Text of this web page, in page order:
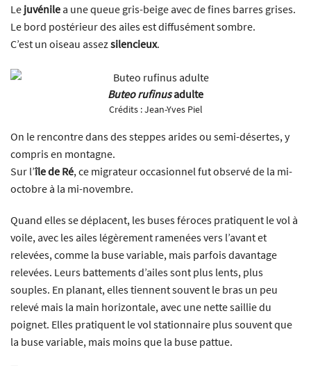
Le juvénile a une queue gris-beige avec de fines barres grises.
Le bord postérieur des ailes est diffusément sombre.
C’est un oiseau assezsilencieux.
Buteo rufinusadulte
Crédits :Jean-Yves Piel
On le rencontre dans des steppes arides ou semi-désertes, y
compris en montagne.
Sur l’île de Ré, ce migrateur occasionnel fut observé de la mi-
octobre à la mi-novembre.
Quand elles se déplacent, les buses féroces pratiquent le vol à
voile, avec les ailes légèrement ramenées vers l’avant et
relevées, comme la buse variable, mais parfois davantage
relevées. Leurs battements d’ailes sont plus lents, plus
souples. En planant, elles tiennent souvent le bras un peu
relevé mais la main horizontale, avec une nette saillie du
poignet. Elles pratiquent le vol stationnaire plus souvent que
la buse variable, mais moins que la buse pattue.